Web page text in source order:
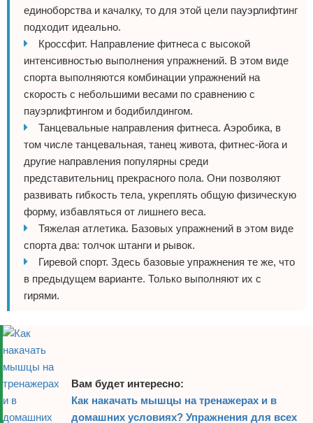
единоборства и качалку, то для этой цели пауэрлифтинг
подходит идеально.
Кроссфит. Направление фитнеса с высокой
интенсивностью выполнения упражнений. В этом виде
спорта выполняются комбинации упражнений на
скорость с небольшими весами по сравнению с
пауэрлифтингом и бодибилдингом.
Танцевальные направления фитнеса. Аэробика, в
том числе танцевальная, танец живота, фитнес-йога и
другие направления популярны среди
представительниц прекрасного пола. Они позволяют
развивать гибкость тела, укреплять общую физическую
форму, избавляться от лишнего веса.
Тяжелая атлетика. Базовых упражнений в этом виде
спорта два: толчок штанги и рывок.
Гиревой спорт. Здесь базовые упражнения те же, что
в предыдущем варианте. Только выполняют их с
гирями.
Вам будет интересно:
Как накачать мышцы на тренажерах и в
домашних условиях? Упражнения для всех